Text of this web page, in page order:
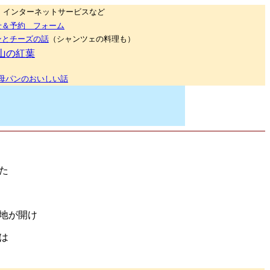
ンターネットサービスなど
＆予約 フォーム
チーズの話 （シャンツェの料理も）
の紅葉
パンのおいしい話
が開け